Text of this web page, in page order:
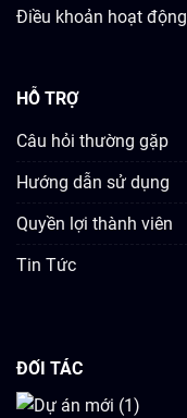
Điều khoản hoạt động
HỖ TRỢ
Câu hỏi thường gặp
Hướng dẫn sử dụng
Quyền lợi thành viên
Tin Tức
ĐỐI TÁC